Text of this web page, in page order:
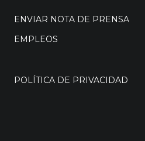
ENVIAR NOTA DE PRENSA
EMPLEOS
POLÍTICA DE PRIVACIDAD